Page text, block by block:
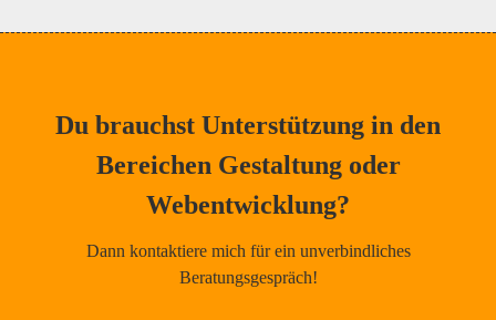
Du brauchst Unterstützung in den
Bereichen Gestaltung oder
Webentwicklung?
Dann kontaktiere mich für ein unverbindliches
Beratungsgespräch!